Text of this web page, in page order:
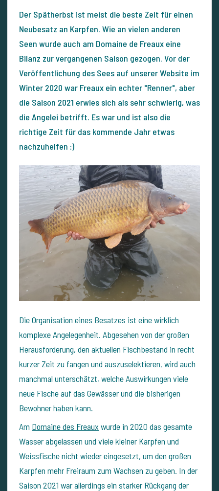
Der Spätherbst ist meist die beste Zeit für einen
Neubesatz an Karpfen. Wie an vielen anderen
Seen wurde auch am Domaine de Freaux eine
Bilanz zur vergangenen Saison gezogen. Vor der
Veröffentlichung des Sees auf unserer Website im
Winter 2020 war Freaux ein echter "Renner", aber
die Saison 2021 erwies sich als sehr schwierig, was
die Angelei betrifft. Es war und ist also die
richtige Zeit für das kommende Jahr etwas
nachzuhelfen :)
Die Organisation eines Besatzes ist eine wirklich
komplexe Angelegenheit. Abgesehen von der großen
Herausforderung, den aktuellen Fischbestand in recht
kurzer Zeit zu fangen und auszuselektieren, wird auch
manchmal unterschätzt, welche Auswirkungen viele
neue Fische auf das Gewässer und die bisherigen
Bewohner haben kann.
Am Domaine des Freaux wurde in 2020 das gesamte
Wasser abgelassen und viele kleiner Karpfen und
Weissfische nicht wieder eingesetzt, um den großen
Karpfen mehr Freiraum zum Wachsen zu geben. In der
Saison 2021 war allerdings ein starker Rückgang der